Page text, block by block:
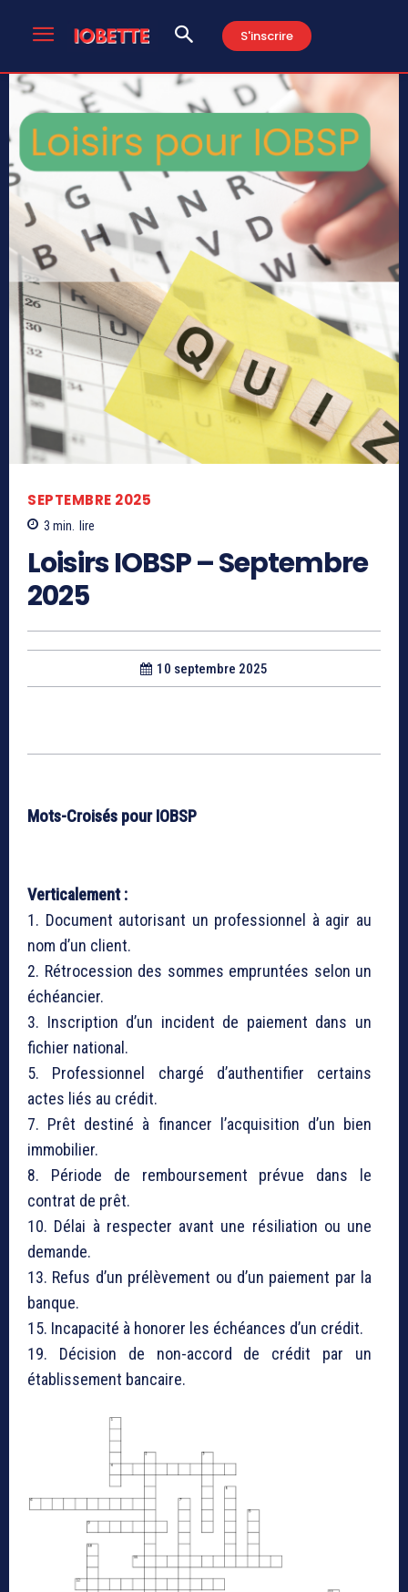
S'inscrire
SEPTEMBRE 2025
3 min. lire
Loisirs IOBSP – Septembre
2025
10 septembre 2025
Mots-Croisés pour IOBSP
Verticalement :
1. Document autorisant un professionnel à agir au
nom d’un client.
2. Rétrocession des sommes empruntées selon un
échéancier.
3. Inscription d’un incident de paiement dans un
fichier national.
5. Professionnel chargé d’authentifier certains
actes liés au crédit.
7. Prêt destiné à financer l’acquisition d’un bien
immobilier.
8. Période de remboursement prévue dans le
contrat de prêt.
10. Délai à respecter avant une résiliation ou une
demande.
13. Refus d’un prélèvement ou d’un paiement par la
banque.
15. Incapacité à honorer les échéances d’un crédit.
19. Décision de non-accord de crédit par un
établissement bancaire.